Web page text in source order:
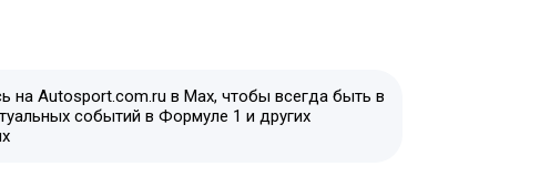
на Autosport.com.ru в Max, чтобы всегда быть в
событий в Формуле 1 и других